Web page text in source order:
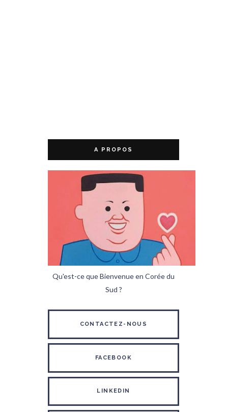
A PROPOS
Qu'est-ce que Bienvenue en Corée du
Sud ?
CONTACTEZ-NOUS
FACEBOOK
LINKEDIN